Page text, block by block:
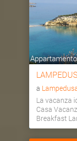
a
La vacanza
Casa
Breakfast